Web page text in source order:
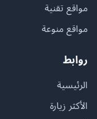
مواقع تقنية
مواقع منوعة
روابط
الرئيسية
الأكثر زيارة